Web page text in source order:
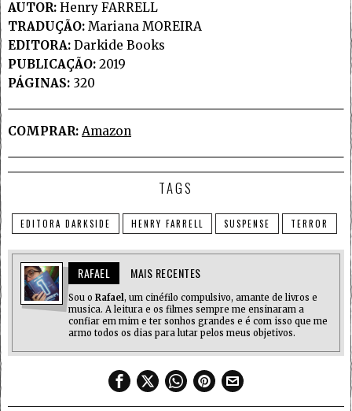
AUTOR: Henry FARRELL
TRADUÇÃO: Mariana MOREIRA
EDITORA: Darkide Books
PUBLICAÇÃO: 2019
PÁGINAS: 320
COMPRAR: Amazon
TAGS
EDITORA DARKSIDE HENRY FARRELL SUSPENSE TERROR
RAFAEL MAIS RECENTES
Sou o Rafael , um cinéfilo compulsivo, amante de livros e
musica. A leitura e os filmes sempre me ensinaram a
confiar em mim e ter sonhos grandes e é com isso que me
armo todos os dias para lutar pelos meus objetivos.